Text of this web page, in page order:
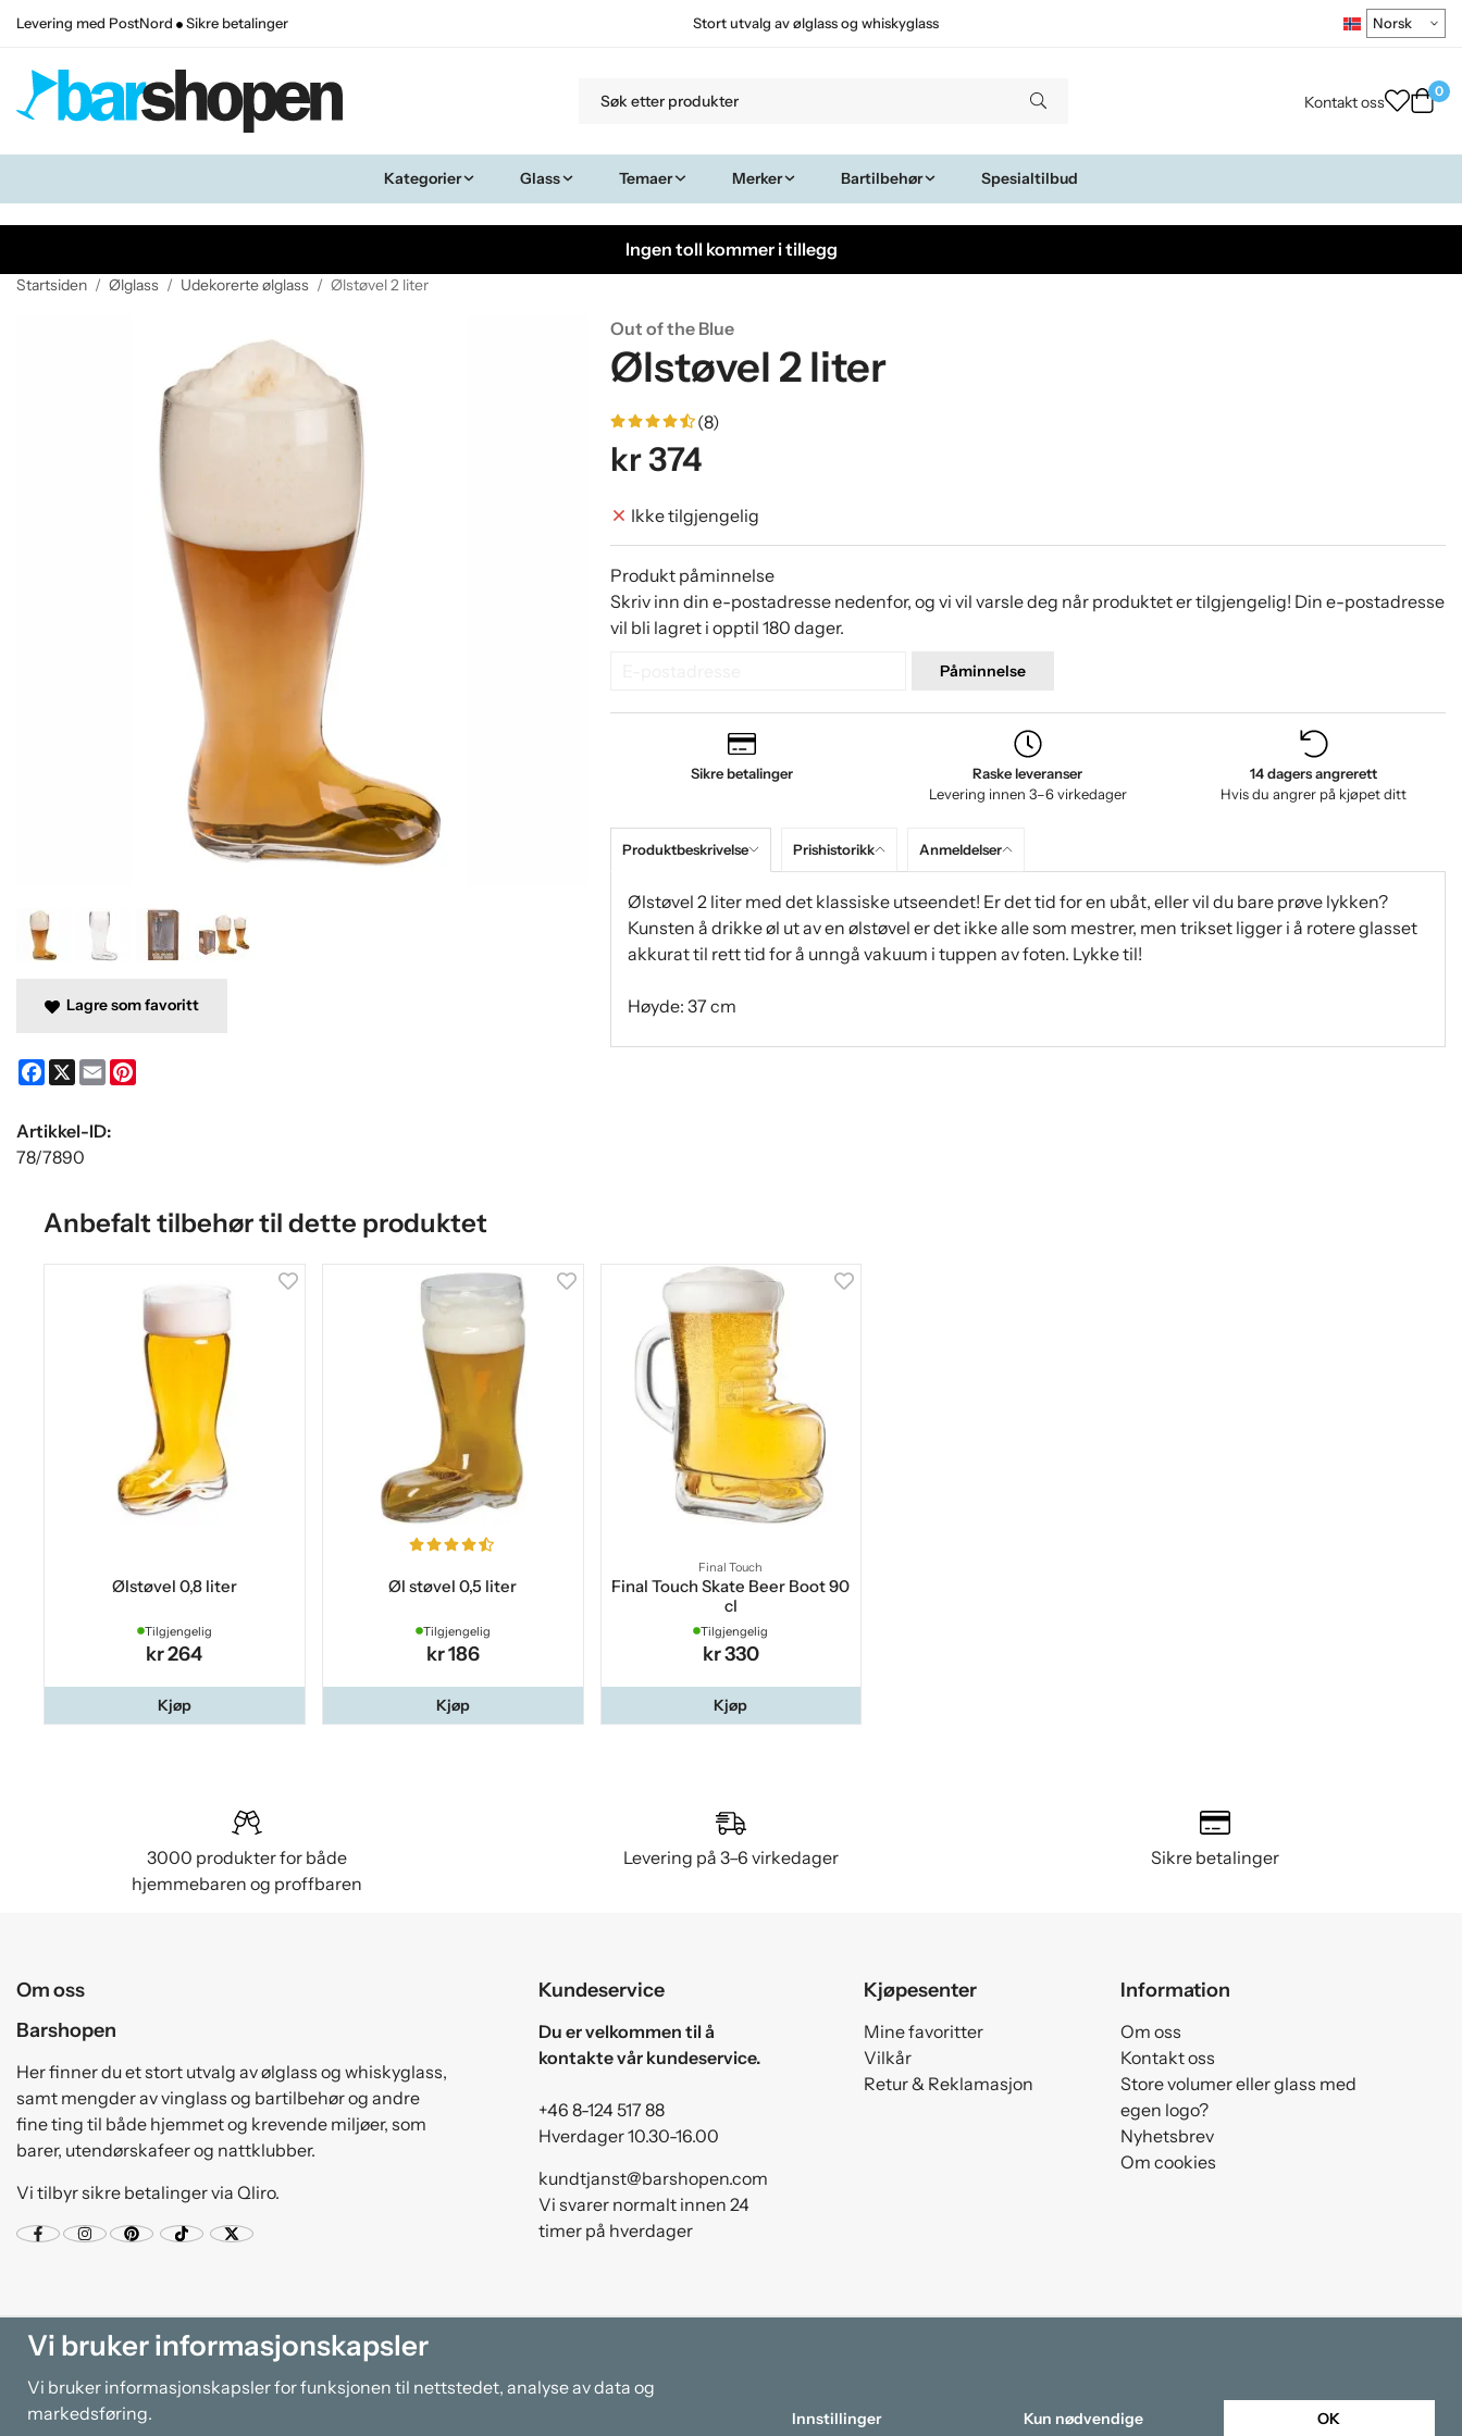
Levering med PostNord Sikre betalinger Stort utvalg av ølglass og whiskyglass
Kontakt oss
0
Kategorier Glass Temaer Merker Bartilbehør Spesialtilbud
Ingen toll kommer i tillegg
Startsiden / Ølglass / Udekorerte ølglass / Ølstøvel 2 liter
Out of the Blue
Ølstøvel 2 liter
(8)
kr 374
Ikke tilgjengelig
Produkt påminnelse
Skriv inn din e-postadresse nedenfor, og vi vil varsle deg når produktet er tilgjengelig! Din e-postadresse
vil bli lagret i opptil 180 dager.
Påminnelse
Sikre betalinger
Raske leveranser
Levering innen 3–6 virkedager
14 dagers angrerett
Hvis du angrer på kjøpet ditt
Produktbeskrivelse Prishistorikk Anmeldelser
Ølstøvel 2 liter med det klassiske utseendet! Er det tid for en ubåt, eller vil du bare prøve lykken?
Kunsten å drikke øl ut av en ølstøvel er det ikke alle som mestrer, men trikset ligger i å rotere glasset
akkurat til rett tid for å unngå vakuum i tuppen av foten. Lykke til!
Høyde: 37 cm
Lagre som favoritt
Facebook
X Email
Artikkel-ID:
78/7890
Anbefalt tilbehør til dette produktet
Ølstøvel 0,8 liter
Tilgjengelig
kr 264
Kjøp
Øl støvel 0,5 liter
Tilgjengelig
kr 186
Kjøp
Final Touch
Final Touch Skate Beer Boot 90
cl
Tilgjengelig
kr 330
Kjøp
3000 produkter for både
hjemmebaren og proffbaren
Levering på 3–6 virkedager Sikre betalinger
Om oss
Barshopen
Her finner du et stort utvalg av ølglass og whiskyglass,
samt mengder av vinglass og bartilbehør og andre
fine ting til både hjemmet og krevende miljøer, som
barer, utendørskafeer og nattklubber.
Vi tilbyr sikre betalinger via Qliro.
Kundeservice
Du er velkommen til å
kontakte vår kundeservice.
+46 8-124 517 88
Hverdager 10.30-16.00
kundtjanst@barshopen.com
Vi svarer normalt innen 24
timer på hverdager
Kjøpesenter
Mine favoritter
Vilkår
Retur & Reklamasjon
Information
Om oss
Kontakt oss
Store volumer eller glass med
egen logo?
Nyhetsbrev
Om cookies
Vi bruker informasjonskapsler
Vi bruker informasjonskapsler for funksjonen til nettstedet, analyse av data og
markedsføring.
Innstillinger Kun nødvendige OK